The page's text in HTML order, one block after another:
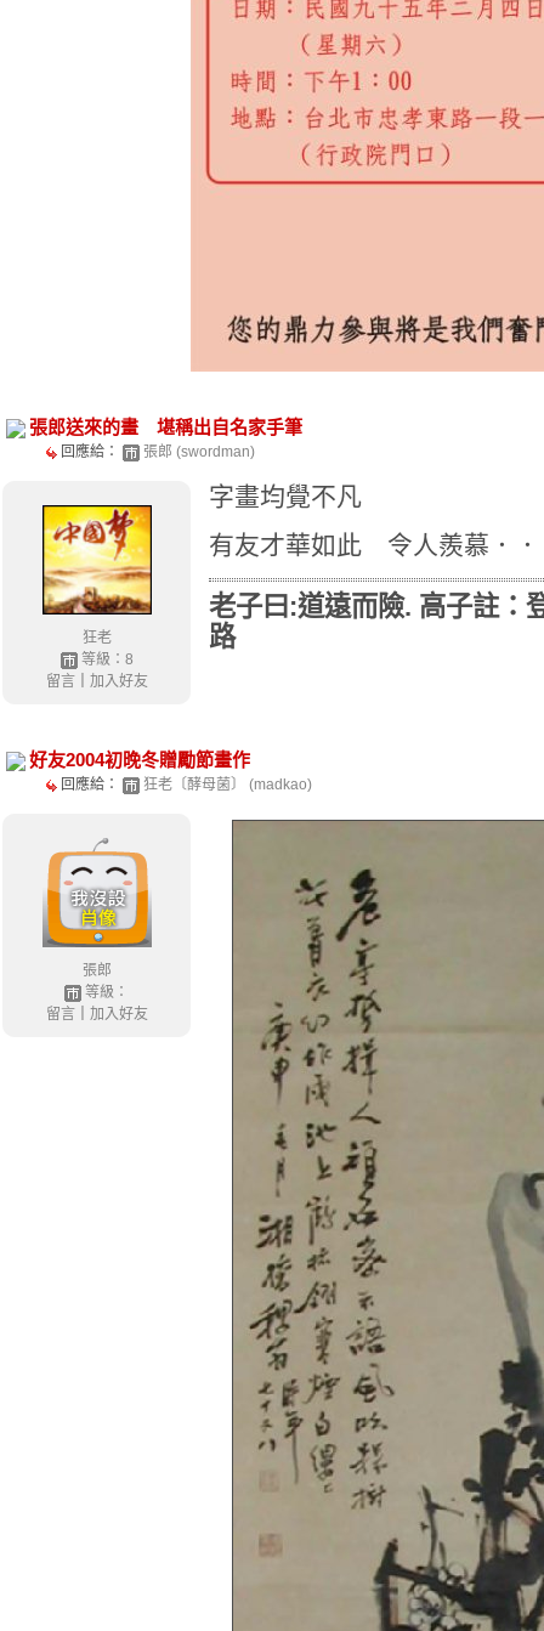
張郎送來的畫 堪稱出自名家手筆
回應給： 張郎 (swordman)
狂老
等級：8
留言｜ 加入好友
字畫均覺不凡
有友才華如此 令人羨慕．．
老子曰:道遠而險. 高子註：
路
好友2004初晚冬贈勵節畫作
回應給： 狂老〔酵母菌〕 (madkao)
張郎
等級：
留言｜ 加入好友